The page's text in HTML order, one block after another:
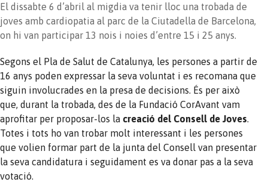
El dissabte 6 d’abril al migdia va tenir lloc una trobada de
joves amb cardiopatia al parc de la Ciutadella de Barcelona,
on hi van participar 13 nois i noies d’entre 15 i 25 anys.
Segons el Pla de Salut de Catalunya, les persones a partir de
16 anys poden expressar la seva voluntat i es recomana que
siguin involucrades en la presa de decisions. És per això
que, durant la trobada, des de la Fundació CorAvant vam
aprofitar per proposar-los la creació del Consell de Joves
Totes i tots ho van trobar molt interessant i les persones
que volien formar part de la junta del Consell van presentar
la seva candidatura i seguidament es va donar pas a la seva
votació.